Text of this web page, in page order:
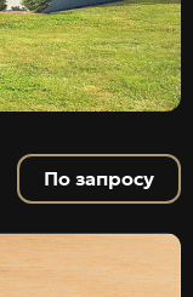
По запросу